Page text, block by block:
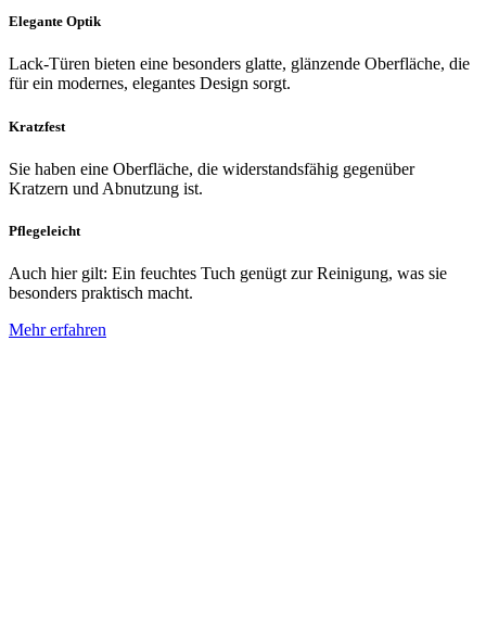
Elegante Optik
Lack-Türen bieten eine besonders glatte, glänzende Oberfläche, die
für ein modernes, elegantes Design sorgt.
Kratzfest
Sie haben eine Oberfläche, die widerstandsfähig gegenüber
Kratzern und Abnutzung ist.
Pflegeleicht
Auch hier gilt: Ein feuchtes Tuch genügt zur Reinigung, was sie
besonders praktisch macht.
Mehr erfahren